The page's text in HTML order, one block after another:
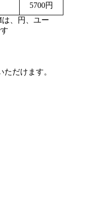
5700円
、円、ユー
だけます。